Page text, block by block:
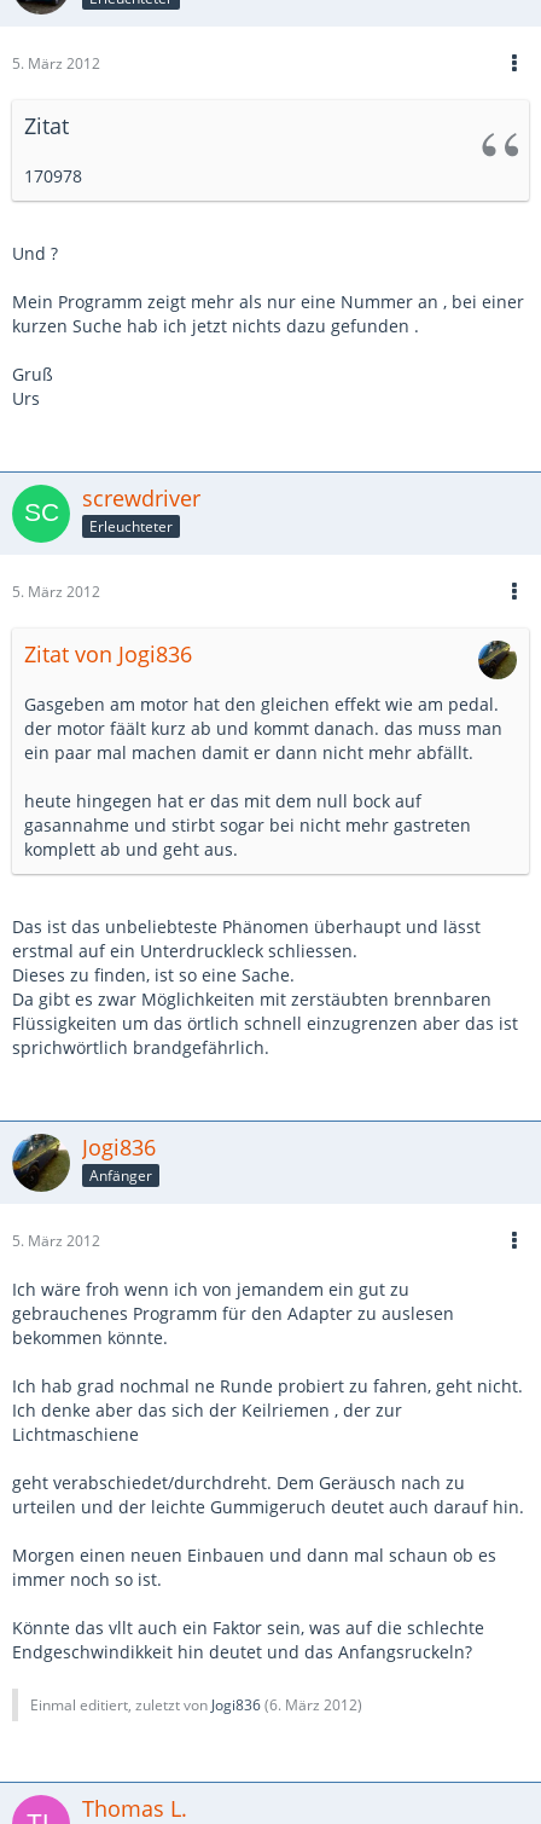
5. März 2012
Zitat
170978
Und ?
Mein Programm zeigt mehr als nur eine Nummer an , bei einer
kurzen Suche hab ich jetzt nichts dazu gefunden .
Gruß
Urs
screwdriver
Erleuchteter
5. März 2012
Zitat von Jogi836
Gasgeben am motor hat den gleichen effekt wie am pedal.
der motor fäält kurz ab und kommt danach. das muss man
ein paar mal machen damit er dann nicht mehr abfällt.
heute hingegen hat er das mit dem null bock auf
gasannahme und stirbt sogar bei nicht mehr gastreten
komplett ab und geht aus.
Das ist das unbeliebteste Phänomen überhaupt und lässt
erstmal auf ein Unterdruckleck schliessen.
Dieses zu finden, ist so eine Sache.
Da gibt es zwar Möglichkeiten mit zerstäubten brennbaren
Flüssigkeiten um das örtlich schnell einzugrenzen aber das ist
sprichwörtlich brandgefährlich.
Jogi836
Anfänger
5. März 2012
Ich wäre froh wenn ich von jemandem ein gut zu
gebrauchenes Programm für den Adapter zu auslesen
bekommen könnte.
Ich hab grad nochmal ne Runde probiert zu fahren, geht nicht.
Ich denke aber das sich der Keilriemen , der zur
Lichtmaschiene
geht verabschiedet/durchdreht. Dem Geräusch nach zu
urteilen und der leichte Gummigeruch deutet auch darauf hin.
Morgen einen neuen Einbauen und dann mal schaun ob es
immer noch so ist.
Könnte das vllt auch ein Faktor sein, was auf die schlechte
Endgeschwindikkeit hin deutet und das Anfangsruckeln?
Einmal editiert, zuletzt von Jogi836(6. März 2012)
Thomas L.